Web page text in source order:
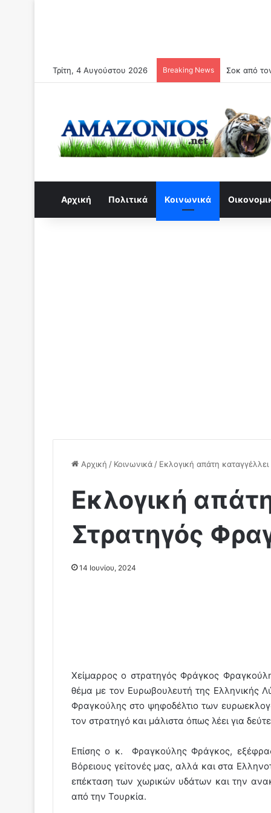
Τρίτη, 4 Αυγούστου 2026 Breaking News Καθηγητής
Αρχική Πολιτικά Κοινωνικά
Αρχική / Κοινωνικά / Εκλογική απάτη
Εκλογική
Στρατηγός
14 Ιουνίου, 2024
Χείμαρρος ο στρατηγός Φράγκος
θέμα με τον Ευρωβουλευτή της Ελληνικής
Φραγκούλης στο ψηφοδέλτιο των
τον στρατηγό και μάλιστα όπως λέει για
Επίσης ο κ. Φραγκούλης Φράγκος,
Βόρειους γείτονές μας, αλλά και στα
επέκταση των χωρικών υδάτων και την
από την Τουρκία.